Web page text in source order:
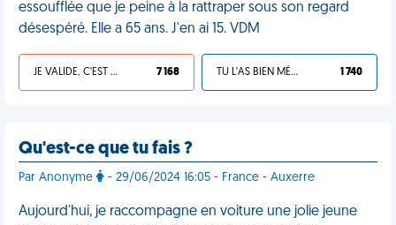
essoufflée que je peine à la rattraper sous son regard
désespéré. Elle a 65 ans. J'en ai 15. VDM
JE VALIDE, C'EST UNE VDM 7 168 TU L'AS BIEN MÉRITÉ 1 740
Qu'est-ce que tu fais ?
Par Anonyme - 29/06/2024 16:05 - France - Auxerre
Aujourd'hui, je raccompagne en voiture une jolie jeune